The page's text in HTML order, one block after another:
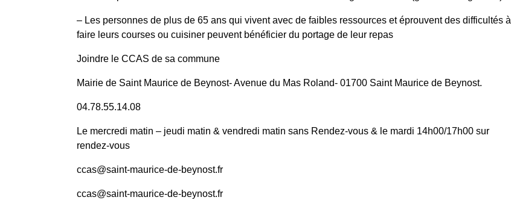
– Les personnes de plus de 65 ans qui vivent avec de faibles ressources et éprouvent des difficultés à
faire leurs courses ou cuisiner peuvent bénéficier du portage de leur repas
Joindre le CCAS de sa commune
Mairie de Saint Maurice de Beynost- Avenue du Mas Roland- 01700 Saint Maurice de Beynost.
04.78.55.14.08
Le mercredi matin – jeudi matin & vendredi matin sans Rendez-vous & le mardi 14h00/17h00 sur
rendez-vous
ccas@saint-maurice-de-beynost.fr
ccas@saint-maurice-de-beynost.fr